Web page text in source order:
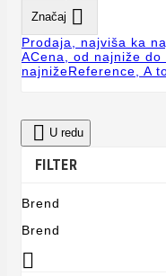
Značaj 
Prodaja, najviša ka
ACena, od najniže do
najnižeReference, A
 U redu
FILTER
Brend
Brend
